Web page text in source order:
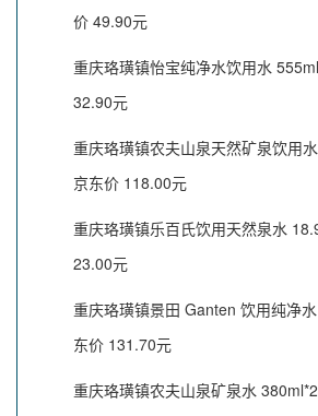
价 49.90元
重庆珞璜镇怡宝纯净水饮用水
32.90元
重庆珞璜镇农夫山泉天然矿泉饮用
京东价 118.00元
重庆珞璜镇乐百氏饮用天然泉水
23.00元
重庆珞璜镇景田 Ganten 饮用纯净
东价 131.70元
重庆珞璜镇农夫山泉矿泉水